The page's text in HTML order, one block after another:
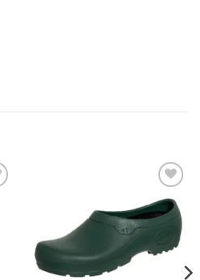
Zu den
Favoriten
hinzufügen